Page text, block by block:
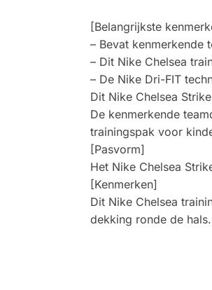
[Belangrijkste
– Bevat kenmerkende
– Dit Nike Chelsea
– De Nike Dri-FIT
Dit Nike Chelsea
De kenmerkende
trainingspak voor
[Pasvorm]
Het Nike Chelsea
[Kenmerken]
Dit Nike Chelsea
dekking ronde de